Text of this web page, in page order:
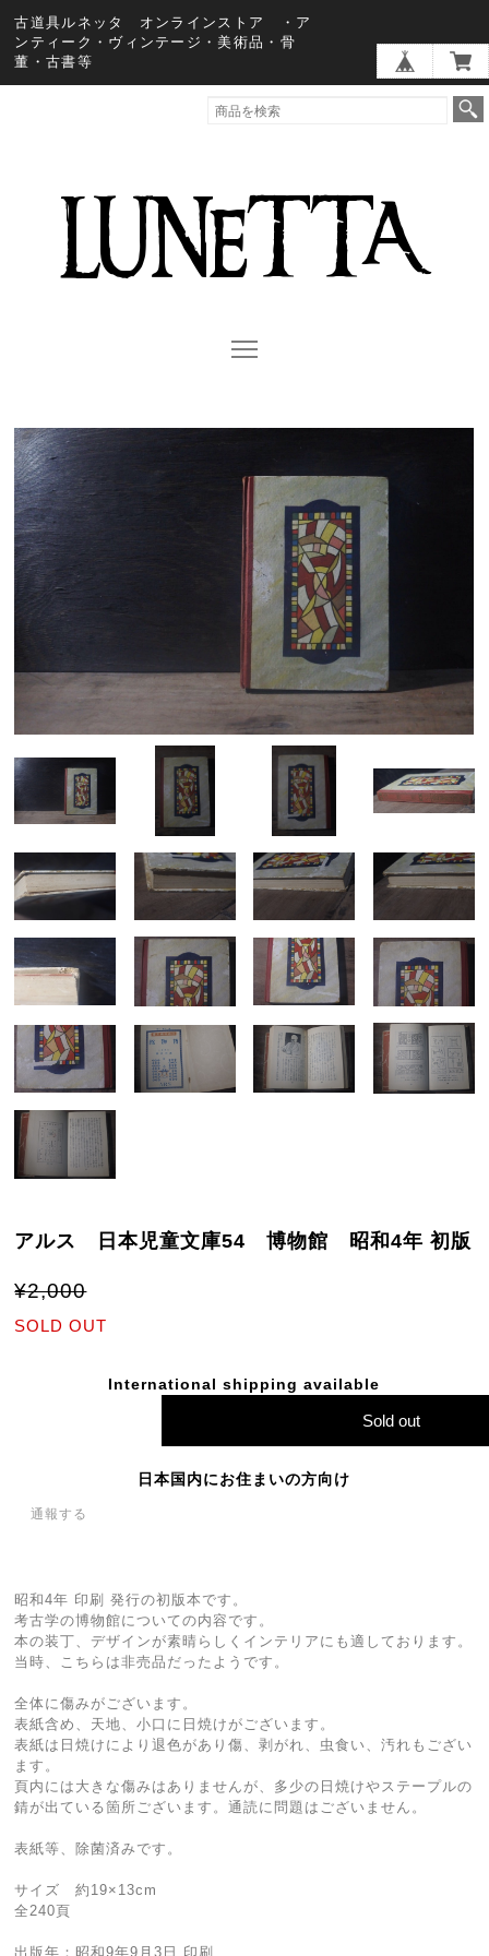
古道具ルネッタ オンラインストア ・ア
ンティーク・ヴィンテージ・美術品・骨
董・古書等
アルス 日本児童文庫54 博物館 昭和4年 初版
¥2,000
SOLD OUT
International shipping available
Sold out
日本国内にお住まいの方向け
通報する
昭和4年 印刷 発行の初版本です。
考古学の博物館についての内容です。
本の装丁、デザインが素晴らしくインテリアにも適しております。
当時、こちらは非売品だったようです。
全体に傷みがございます。
表紙含め、天地、小口に日焼けがございます。
表紙は日焼けにより退色があり傷、剥がれ、虫食い、汚れもござい
ます。
頁内には大きな傷みはありませんが、多少の日焼けやステープルの
錆が出ている箇所ございます。通読に問題はございません。
表紙等、除菌済みです。
サイズ 約19×13cm
全240頁
出版年：昭和9年9月3日 印刷